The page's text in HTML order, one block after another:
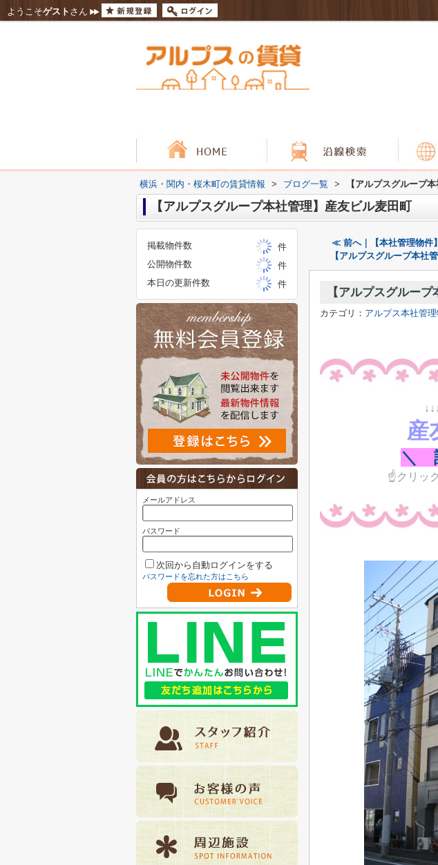
ようこそゲスト さん
横浜・関内・桜木町の賃貸情報 > ブログ一覧 > 【アルプスグループ
【アルプスグループ本社管理】産友ビル麦田町
≪ 前へ｜【本社管理物件
【アルプスグループ本社
【アルプスグルー
カテゴリ： アルプス本社管
↓ ↓
産
＼
☝クリッ
掲載物件数
件
公開物件数
件
本日の更新件数
件
メールアドレス
パスワード
次回から自動ログインをする
パスワードを忘れた方はこちら